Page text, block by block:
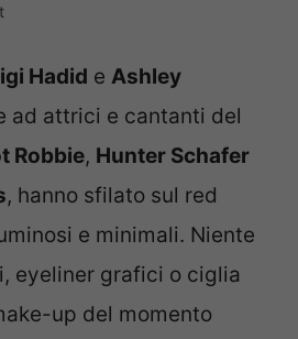
Hadid e Ashley
ad attrici e cantanti del
Robbie, Hunter Schafer
, hanno sfilato sul red
e minimali. Niente
eyeliner grafici o ciglia
up del momento